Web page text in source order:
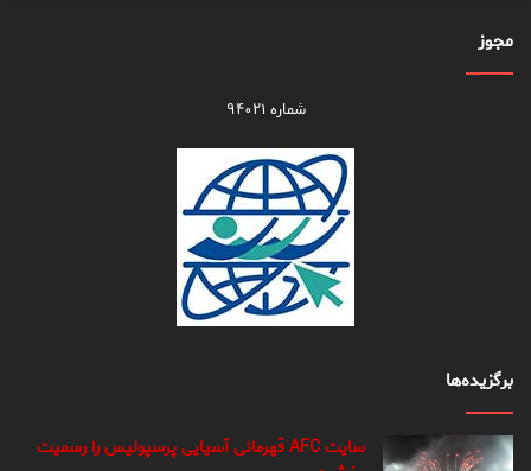
مجوز
شماره ۹۴۰۲۱
برگزیده‌ها
سایت AFC قهرمانی آسیایی پرسپولیس را رسمیت